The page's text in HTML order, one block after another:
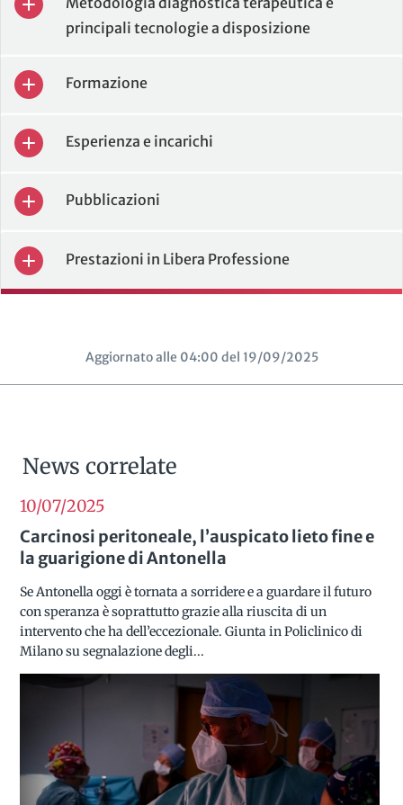
principali tecnologie a disposizione
Formazione
Esperienza e incarichi
Pubblicazioni
Prestazioni in Libera Professione
Aggiornato alle 04:00 del 19/09/2025
News correlate
10/072025
Carcinosi peritoneale, l’auspicato lieto fine e
la guarigione di Antonella
Se Antonella oggi è tornata a sorridere e a guardare il futuro
con speranza è soprattutto grazie alla riuscita di un
intervento che ha dell’eccezionale. Giunta in Policlinico di
Milano su segnalazione degli...